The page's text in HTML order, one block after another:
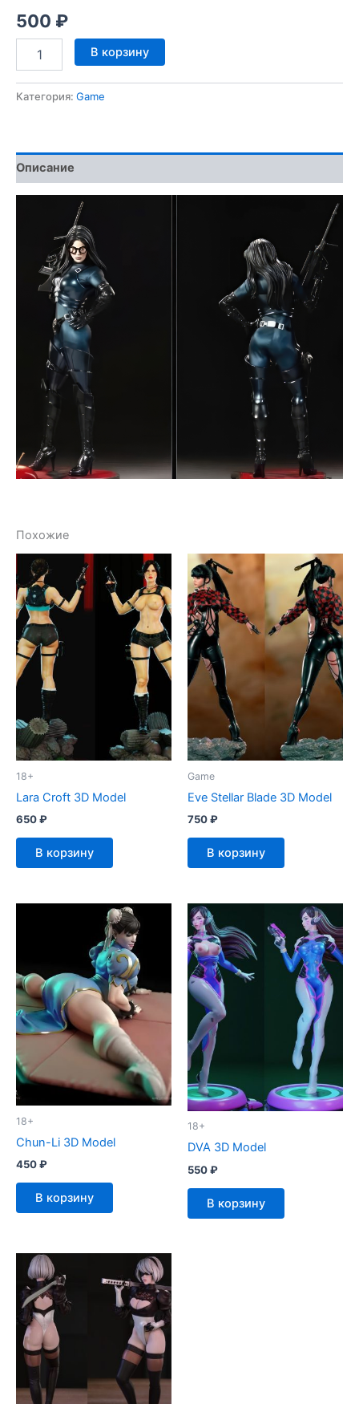
500 ₽
Количество
товара
3D
В корзину
Категория: Game
Описание
Похожие
18+
Lara Croft 3D Model
650₽
В корзину
Game
Eve Stellar Blade 3D Model
750₽
В корзину
18+
Chun-Li 3D Model
450₽
В корзину
18+
DVA 3D Model
550₽
В корзину